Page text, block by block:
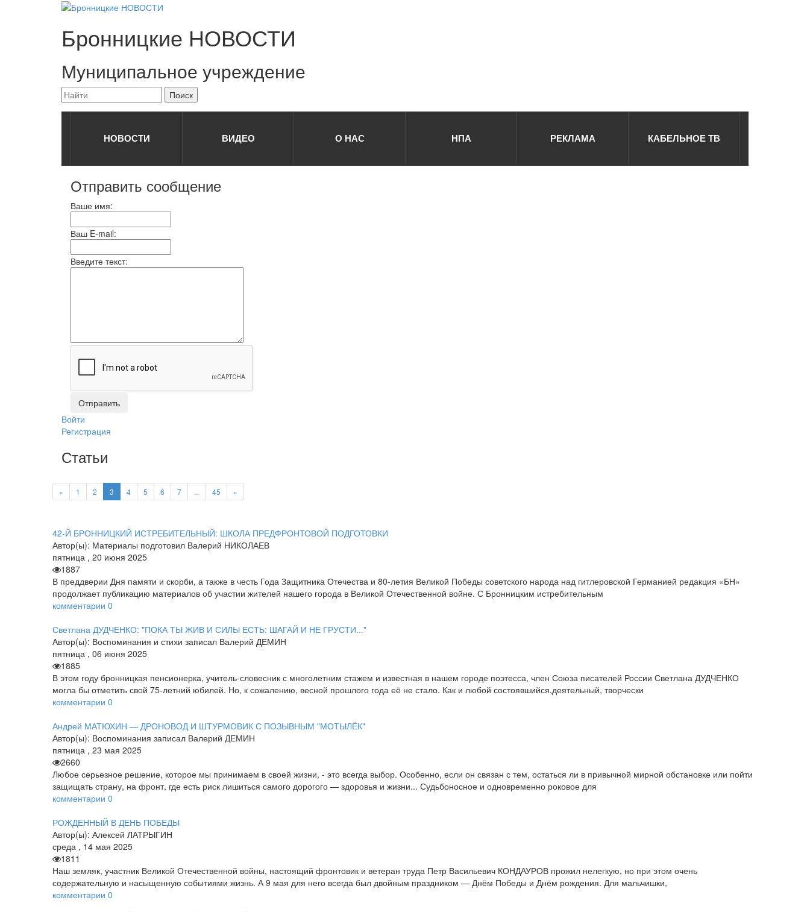
Бронницкие НОВОСТИ
Муниципальное учреждение
НОВОСТИ ВИДЕО О НАС НПА РЕКЛАМА КАБЕЛЬНОЕ ТВ
Отправить сообщение
Ваше имя:
Ваш E-mail:
Введите текст:
Войти
Регистрация
Статьи
« 1 2 3 4 5 6 7 45 »
42-Й БРОННИЦКИЙ ИСТРЕБИТЕЛЬНЫЙ: ШКОЛА ПРЕДФРОНТОВОЙ ПОДГОТОВКИ
Автор(ы): Материалы подготовил Валерий НИКОЛАЕВ
пятница , 20 июня 2025
1887
В преддверии Дня памяти и скорби, а также в честь Года Защитника Отечества и 80-летия Великой Победы советского народа над гитлеровской Германией редакция «БН»
продолжает публикацию материалов об участии жителей нашего города в Великой Отечественной войне. С Бронницким истребительным
комментарии 0
Светлана ДУДЧЕНКО: "ПОКА ТЫ ЖИВ И СИЛЫ ЕСТЬ: ШАГАЙ И НЕ ГРУСТИ..."
Автор(ы): Воспоминания и стихи записал Валерий ДЕМИН
пятница , 06 июня 2025
1885
В этом году бронницкая пенсионерка, учитель-словесник с многолетним стажем и известная в нашем городе поэтесса, член Союза писателей России Светлана ДУДЧЕНКО
могла бы отметить свой 75-летний юбилей. Но, к сожалению, весной прошлого года её не стало. Как и любой состоявшийся,деятельный, творчески
комментарии 0
Андрей МАТЮХИН — ДРОНОВОД И ШТУРМОВИК С ПОЗЫВНЫМ "МОТЫЛЁК"
Автор(ы): Воспоминания записал Валерий ДЕМИН
пятница , 23 мая 2025
2660
Любое серьезное решение, которое мы принимаем в своей жизни, - это всегда выбор. Особенно, если он связан с тем, остаться ли в привычной мирной обстановке или пойти
защищать страну, на фронт, где есть риск лишиться самого дорогого — здоровья и жизни... Судьбоносное и одновременно роковое для
комментарии 0
РОЖДЕННЫЙ В ДЕНЬ ПОБЕДЫ
Автор(ы): Алексей ЛАТРЫГИН
среда , 14 мая 2025
1811
Наш земляк, участник Великой Отечественной войны, настоящий фронтовик и ветеран труда Петр Васильевич КОНДАУРОВ прожил нелегкую, но при этом очень
содержательную и насыщенную событиями жизнь. А 9 мая для него всегда был двойным праздником — Днём Победы и Днём рождения. Для мальчишки,
комментарии 0